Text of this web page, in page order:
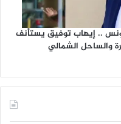
.. إيهاب توفيق يستأنف
والساحل الشمالي